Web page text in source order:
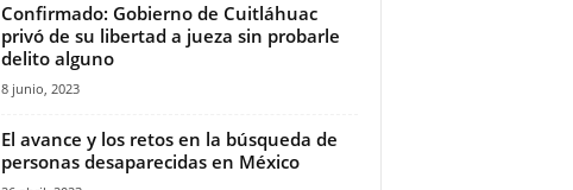
Confirmado: Gobierno de Cuitláhuac
privó de su libertad a jueza sin probarle
delito alguno
8 junio, 2023
El avance y los retos en la búsqueda de
personas desaparecidas en México